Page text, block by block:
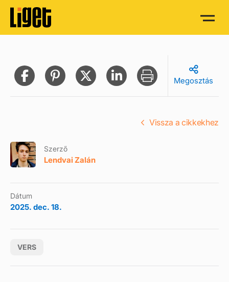
Megosztás
Szerző
Lendvai Zalán
Dátum
2025. dec. 18.
VERS
Vissza a cikkekhez